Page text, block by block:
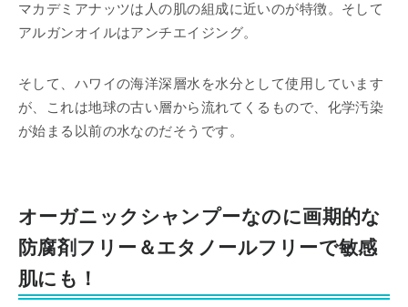
マカデミアナッツは人の肌の組成に近いのが特徴。そして
アルガンオイルはアンチエイジング。
そして、ハワイの海洋深層水を水分として使用しています
が、これは地球の古い層から流れてくるもので、化学汚染
が始まる以前の水なのだそうです。
オーガニックシャンプーなのに画期的な
防腐剤フリー＆エタノールフリーで敏感
肌にも！